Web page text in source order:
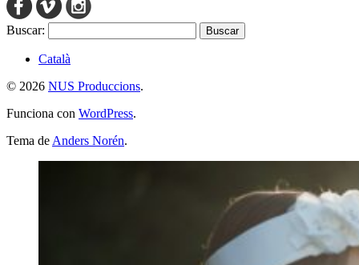
Buscar:
Català
© 2026 NUS Produccions.
Funciona con WordPress.
Tema de Anders Norén.